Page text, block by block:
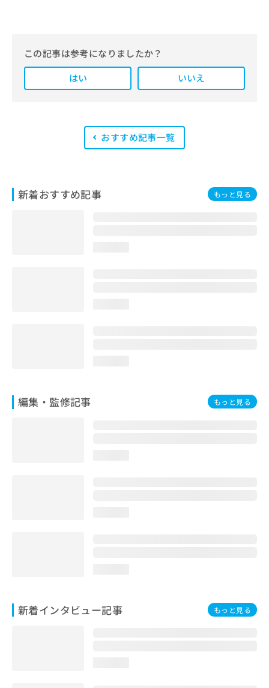
また、医療広告ガイドラインに準拠し
た編集体制を整えており、編集部内に
は、一般社団法人薬機法医療法規格協
います。
この記事は参考になりましたか？
はい
いいえ
おすすめ記事一覧
新着おすすめ記事 もっと見る
編集・監修記事 もっと見る
新着インタビュー記事 もっと見る